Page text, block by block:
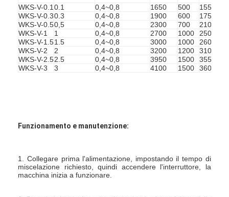
WKS-V-0.1 0.1 0,4~0,8 1650 500 1550
WKS-V-0.30.3 0,4~0,8 1900 600 1750
WKS-V-0.50,5 0,4~0,8 2300 700 2100
WKS-V-1
1 0,4~0,8 2700 1000 2500
WKS-V-1.51.5 0,4~0,8 3000 1000 2600
WKS-V-2
2 0,4~0,8 3200 1200 3100
WKS-V-2.52.5 0,4~0,8 3950 1500 3550
WKS-V-3
3 0,4~0,8 4100 1500 3600
Funzionamento e manutenzione:
1. Collegare prima l'alimentazione, impostando il tempo di
miscelazione richiesto, quindi accendere l'interruttore, la
macchina inizia a funzionare.